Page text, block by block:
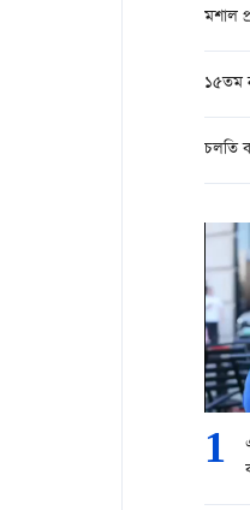
মশাল
১৫তম
চলতি
1